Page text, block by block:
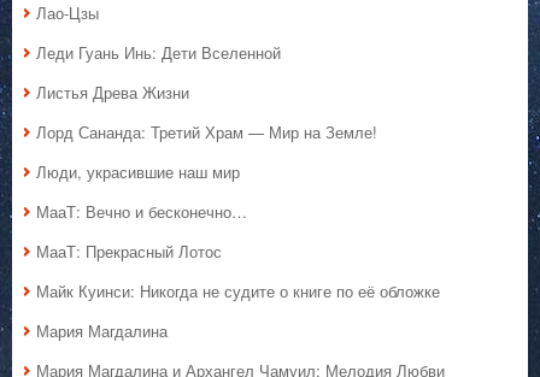
Лао-Цзы
Леди Гуань Инь: Дети Вселенной
Листья Древа Жизни
Лорд Сананда: Третий Храм — Мир на Земле!
Люди, украсившие наш мир
МааТ: Вечно и бесконечно…
МааТ: Прекрасный Лотос
Майк Куинси: Никогда не судите о книге по её обложке
Мария Магдалина
Мария Магдалина и Архангел Чамуил: Мелодия Любви